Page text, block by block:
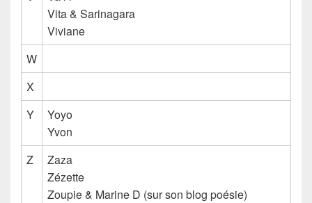
Vita& Sarinagara
Viviane
W
X
Y
Yoyo
Yvon
Z
Zaza
Zézette
Zoupie & Marine D (sur son blog poésie)